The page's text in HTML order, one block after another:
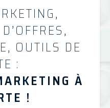
OUTILS DE
:
À
!